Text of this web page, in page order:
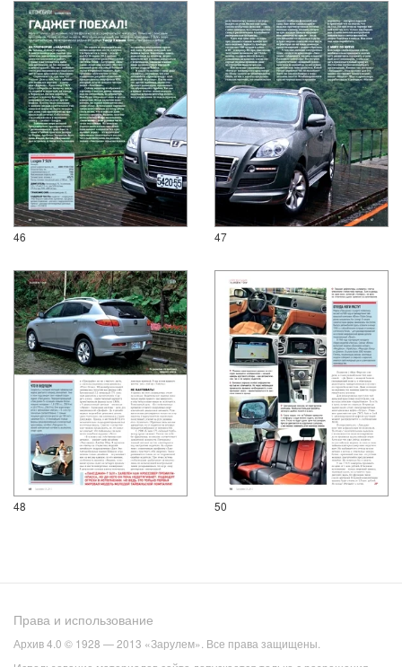
46 47
48 50
Права и использование
Архив 4.0 © 1928 — 2013 «Зарулем». Все права защищены.